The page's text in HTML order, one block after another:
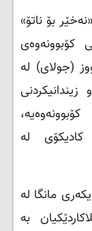
بۆ ناتۆ»
کۆبوونەوەی
٧ و ٨ی تەممووز (جولای) لە
کادیکۆی لە
مانگا لە
بە